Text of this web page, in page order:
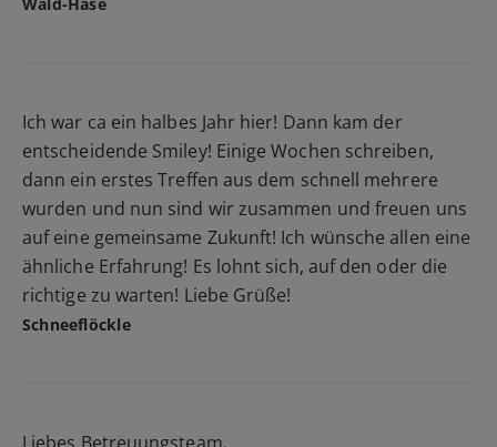
Ich war ca ein halbes Jahr hier! Dann kam der
entscheidende Smiley! Einige Wochen schreiben,
dann ein erstes Treffen aus dem schnell mehrere
wurden und nun sind wir zusammen und freuen uns
auf eine gemeinsame Zukunft! Ich wünsche allen eine
ähnliche Erfahrung! Es lohnt sich, auf den oder die
richtige zu warten! Liebe Grüße!
Schneeflöckle